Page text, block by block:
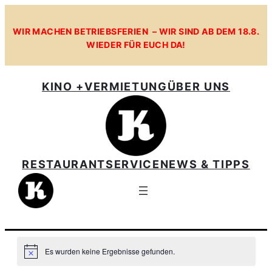
WIR MACHEN BETRIEBSFERIEN – WIR SIND AB DEM 18.8.
WIEDER FÜR EUCH DA!
KINO +VERMIETUNGÜBER UNS
RESTAURANTSERVICENEWS & TIPPS
HinweisEs wurden keine Ergebnisse gefunden.